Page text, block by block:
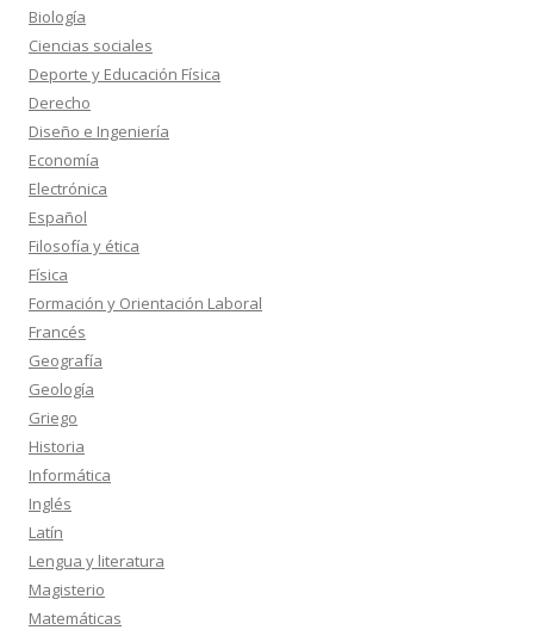
Biología
Ciencias sociales
Deporte y Educación Física
Derecho
Diseño e Ingeniería
Economía
Electrónica
Español
Filosofía y ética
Física
Formación y Orientación Laboral
Francés
Geografía
Geología
Griego
Historia
Informática
Inglés
Latín
Lengua y literatura
Magisterio
Matemáticas